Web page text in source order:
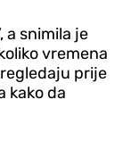
a snimila je
vremena
prije
kako da